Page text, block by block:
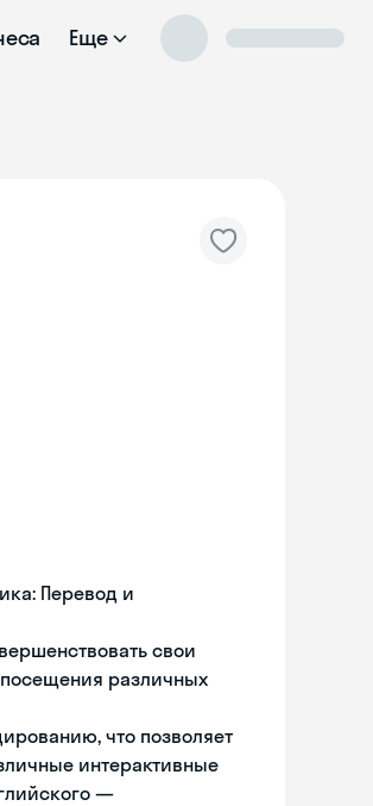
Еще
Перевод и
свои
различных
что позволяет
интерактивные
—